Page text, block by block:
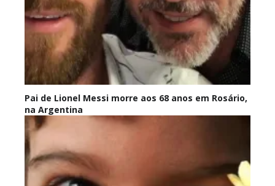
Pai de Lionel Messi morre aos 68 anos em Rosário,
na Argentina